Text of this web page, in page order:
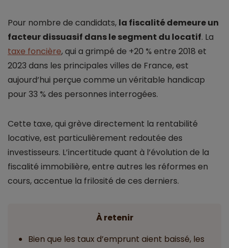
Pour nombre de candidats, la fiscalité demeure un
facteur dissuasif dans le segment du locatif. La
taxe foncière, qui a grimpé de +20 % entre 2018 et
2023 dans les principales villes de France, est
aujourd’hui perçue comme un véritable handicap
pour 33 % des personnes interrogées.
Cette taxe, qui grève directement la rentabilité
locative, est particulièrement redoutée des
investisseurs. L’incertitude quant à l’évolution de la
fiscalité immobilière, entre autres les réformes en
cours, accentue la frilosité de ces derniers.
À retenir
Bien que les taux d’emprunt aient baissé, les